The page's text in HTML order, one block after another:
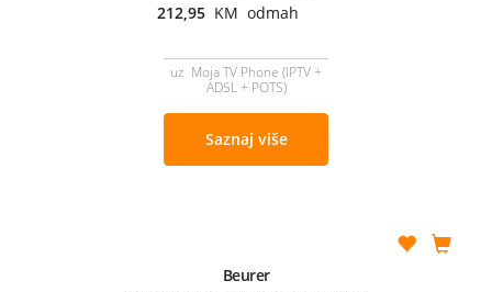
212,95 KM odmah
uz Moja TV Phone (IPTV +
ADSL + POTS)
Saznaj više
Beurer